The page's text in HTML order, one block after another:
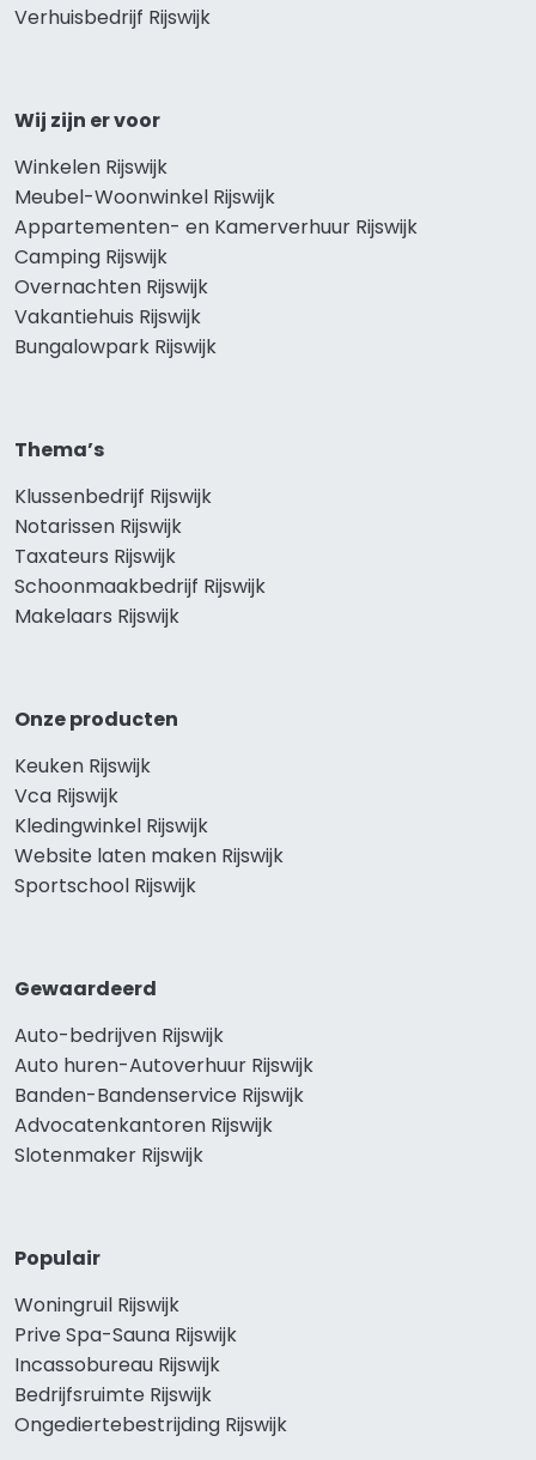
Verhuisbedrijf Rijswijk
Wij zijn er voor
Winkelen Rijswijk
Meubel-Woonwinkel Rijswijk
Appartementen- en Kamerverhuur Rijswijk
Camping Rijswijk
Overnachten Rijswijk
Vakantiehuis Rijswijk
Bungalowpark Rijswijk
Thema’s
Klussenbedrijf Rijswijk
Notarissen Rijswijk
Taxateurs Rijswijk
Schoonmaakbedrijf Rijswijk
Makelaars Rijswijk
Onze producten
Keuken Rijswijk
Vca Rijswijk
Kledingwinkel Rijswijk
Website laten maken Rijswijk
Sportschool Rijswijk
Gewaardeerd
Auto-bedrijven Rijswijk
Auto huren-Autoverhuur Rijswijk
Banden-Bandenservice Rijswijk
Advocatenkantoren Rijswijk
Slotenmaker Rijswijk
Populair
Woningruil Rijswijk
Prive Spa-Sauna Rijswijk
Incassobureau Rijswijk
Bedrijfsruimte Rijswijk
Ongediertebestrijding Rijswijk